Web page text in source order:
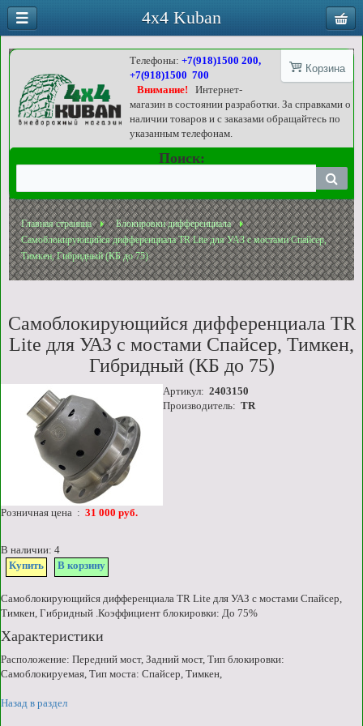
Корзина
Телефоны:+7(918)1500 200,
+7(918)1500 700
Внимание!
Интернет-
магазин в состоянии разработки. За справками о
наличии товаров и с заказами обращайтесь по
указанным телефонам.
Поиск:
Главная страница
Блокировки дифференциала
Самоблокирующийся дифференциала TR Lite для УАЗ с мостами Спайсер,
Тимкен, Гибридный (КБ до 75)
Самоблокирующийся дифференциала TR
Lite для УАЗ с мостами Спайсер, Тимкен,
Гибридный (КБ до 75)
Артикул: 2403150
Производитель: TR
Розничная цена : 31 000 руб.
В наличии: 4
Купить
В корзину
Самоблокирующийся дифференциала TR Lite для УАЗ с мостами Спайсер,
Тимкен, Гибридный .Коэффициент блокировки: До 75%
Характеристики
Расположение: Передний мост, Задний мост, Тип блокировки:
Самоблокируемая, Тип моста: Спайсер, Тимкен,
Назад в раздел
4x4 Kuban